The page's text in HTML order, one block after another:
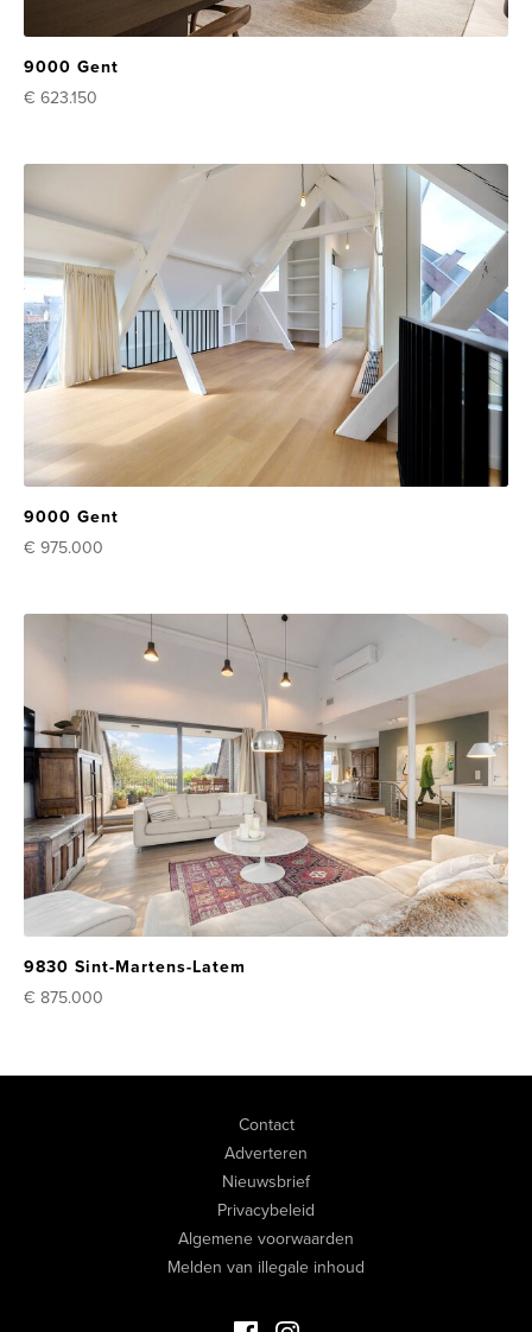
9000 Gent
€ 623.150
9000 Gent
€ 975.000
9830 Sint-Martens-Latem
€ 875.000
Contact
Adverteren
Nieuwsbrief
Privacybeleid
Algemene voorwaarden
Melden van illegale inhoud